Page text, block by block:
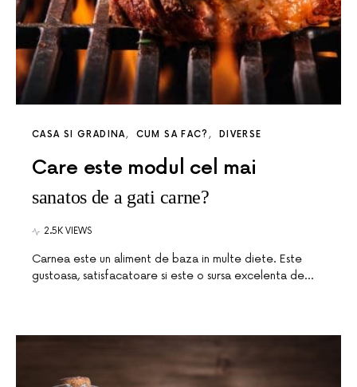
CASA SI GRADINA CUM SA FAC? DIVERSE
Care este modul cel mai
sanatos de a gati carne?
2.5K VIEWS
Carnea este un aliment de baza in multe diete. Este
gustoasa, satisfacatoare si este o sursa excelenta de…